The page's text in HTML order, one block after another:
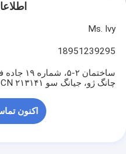
Ms. Ivy
18951239295
ساختمان
چانگ ژو، جیانگ سو ۲۱۳۱۴۱ CN
اکنون